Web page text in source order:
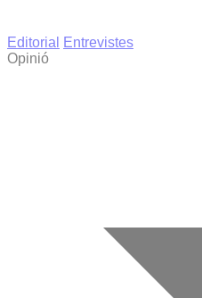
Editorial
Entrevistes
Opinió